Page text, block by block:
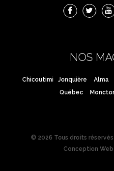
NOS
Chicoutimi Jonquière Alma
Québec
© 2026 Tous droits
Conception Web